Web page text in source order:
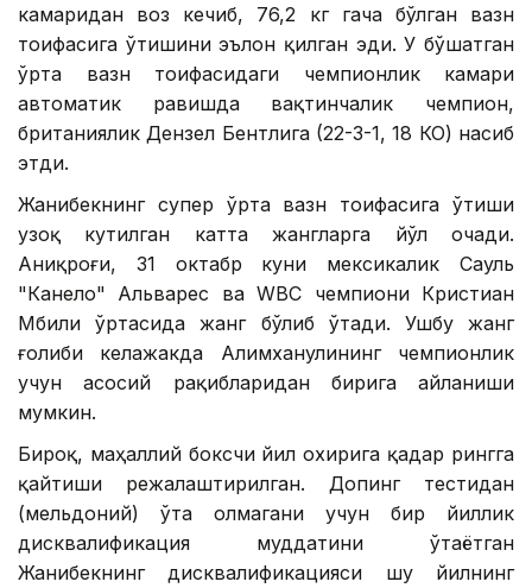
камаридан воз кечиб, 76,2 кг гача бўлган вазн
тоифасига ўтишини эълон қилган эди. У бўшатган
ўрта вазн тоифасидаги чемпионлик камари
автоматик равишда вақтинчалик чемпион,
британиялик Дензел Бентлига (22-3-1, 18 КО) насиб
этди.
Жанибекнинг супер ўрта вазн тоифасига ўтиши
узоқ кутилган катта жангларга йўл очади.
Аниқроғи, 31 октабр куни мексикалик Сауль
"Канело" Альварес ва WВC чемпиони Кристиан
Мбили ўртасида жанг бўлиб ўтади. Ушбу жанг
ғолиби келажакда Алимханулининг чемпионлик
учун асосий рақибларидан бирига айланиши
мумкин.
Бироқ, маҳаллий боксчи йил охирига қадар рингга
қайтиши режалаштирилган. Допинг тестидан
(мельдоний) ўта олмагани учун бир йиллик
дисквалификация муддатини ўтаётган
Жанибекнинг дисквалификацияси шу йилнинг